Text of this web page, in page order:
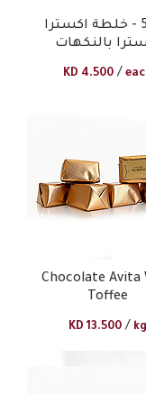
500g - خلطة اكسترا
بالنكهات
KD 4.500 /
Chocolate Avita
Toffee
KD 13.500 / kg